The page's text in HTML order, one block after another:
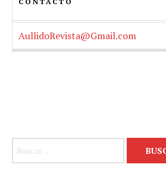
AullidoRevista@Gmail.com